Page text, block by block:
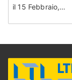
il 15 Febbraio,…